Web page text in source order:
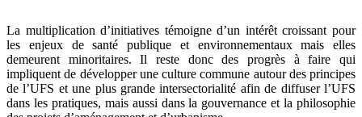
La multiplication d’initiatives témoigne d’un intérêt croissant pour
les enjeux de santé publique et environnementaux mais elles
demeurent minoritaires. Il reste donc des progrès à faire qui
impliquent de développer une culture commune autour des principes
de l’UFS et une plus grande intersectorialité afin de diffuser l’UFS
dans les pratiques, mais aussi dans la gouvernance et la philosophie